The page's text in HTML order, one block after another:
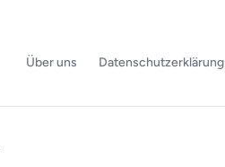
Über uns Datenschutzerklärung